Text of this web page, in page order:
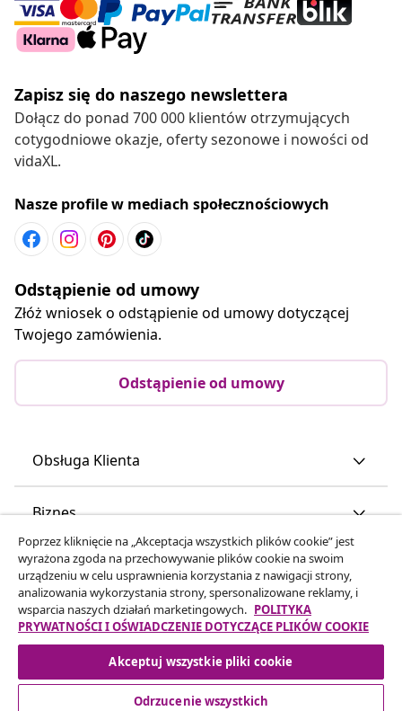
Zapisz się do naszego newslettera
Dołącz do ponad 700 000 klientów otrzymujących
cotygodniowe okazje, oferty sezonowe i nowości od
vidaXL.
Nasze profile w mediach społecznościowych
Odstąpienie od umowy
Złóż wniosek o odstąpienie od umowy dotyczącej
Twojego zamówienia.
Odstąpienie od umowy
Obsługa Klienta
Biznes
vidaXL
Odkryj więcej
Poprzez kliknięcie na „Akceptacja wszystkich plików cookie” jest
wyrażona zgoda na przechowywanie plików cookie na swoim
urządzeniu w celu usprawnienia korzystania z nawigacji strony,
analizowania wykorzystania strony, spersonalizowane reklamy, i
wsparcia naszych działań marketingowych. POLITYKA
PRYWATNOŚCI I OŚWIADCZENIE DOTYCZĄCE PLIKÓW COOKIE
Akceptuj wszystkie pliki cookie
Odrzucenie wszystkich